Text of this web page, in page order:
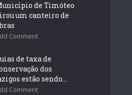
de Timóteo
um canteiro de
Comment
de taxa de
dos
estão sendo...
Comment